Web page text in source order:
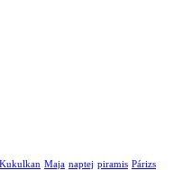
Kukulkan Maja naptej piramis Párizs